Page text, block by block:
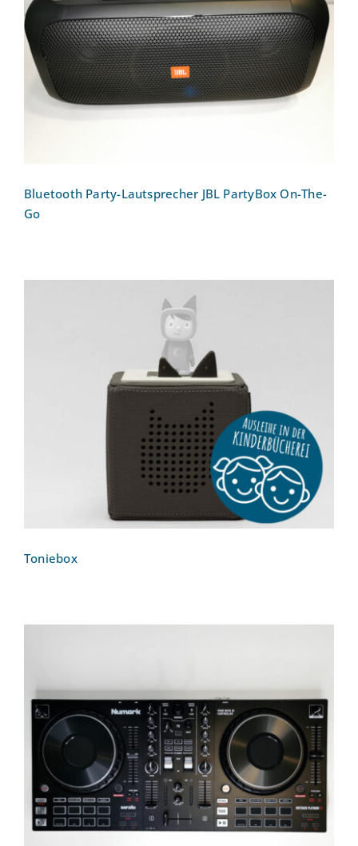
Bluetooth Party-Lautsprecher JBL
PartyBox On-The-Go
Bewertet
mit5.00von 5
Bluetooth Party-Lautsprecher JBL PartyBox On-The-
Go
Toniebox
DJ-Controller (4-Deck DJ-Controller):
Numark Mixtrack Platinum FX